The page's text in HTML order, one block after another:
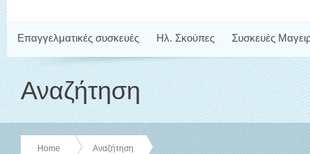
Επαγγελματικές συσκευές Ηλ. Σκούπες Συσκευές
Αναζήτηση
Home Αναζήτηση